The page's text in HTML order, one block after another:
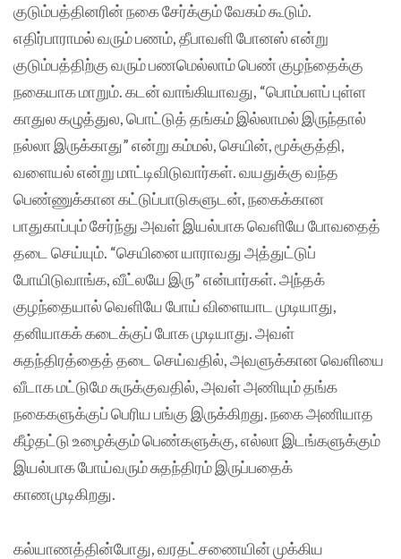
குடும்பத்தினரின் நகை சேர்க்கும் வேகம் கூடும்.
எதிர்பாராமல் வரும் பணம், தீபாவளி போனஸ் என்று
குடும்பத்திற்கு வரும் பணமெல்லாம் பெண் குழந்தைக்கு
நகையாக மாறும். கடன் வாங்கியாவது, “பொம்பளப் புள்ள
காதுல கழுத்துல, பொட்டுத் தங்கம் இல்லாமல் இருந்தால்
நல்லா இருக்காது” என்று கம்மல், செயின், மூக்குத்தி,
வளையல் என்று மாட்டிவிடுவார்கள். வயதுக்கு வந்த
பெண்ணுக்கான கட்டுப்பாடுகளுடன், நகைக்கான
பாதுகாப்பும் சேர்ந்து அவள் இயல்பாக வெளியே போவதைத்
தடை செய்யும். “செயினை யாராவது அத்துட்டுப்
போயிடுவாங்க, வீட்லயே இரு” என்பார்கள். அந்தக்
குழந்தையால் வெளியே போய் விளையாட முடியாது,
தனியாகக் கடைக்குப் போக முடியாது. அவள்
சுதந்திரத்தைத் தடை செய்வதில், அவளுக்கான வெளியை
வீடாக மட்டுமே சுருக்குவதில், அவள் அணியும் தங்க
நகைகளுக்குப் பெரிய பங்கு இருக்கிறது. நகை அணியாத
கீழ்தட்டு உழைக்கும் பெண்களுக்கு, எல்லா இடங்களுக்கும்
இயல்பாக போய்வரும் சுதந்திரம் இருப்பதைக்
காணமுடிகிறது.
கல்யாணத்தின்போது, வரதட்சணையின் முக்கிய